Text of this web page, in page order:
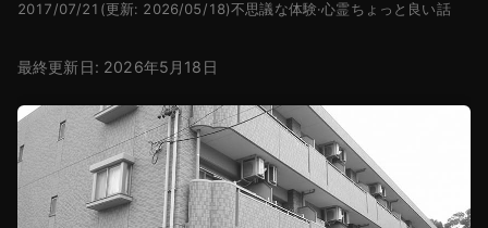
2017/07/21 (更新: 2026/05/18)不思議な体験·心霊ちょっと良い話
最終更新日: 2026年5月18日